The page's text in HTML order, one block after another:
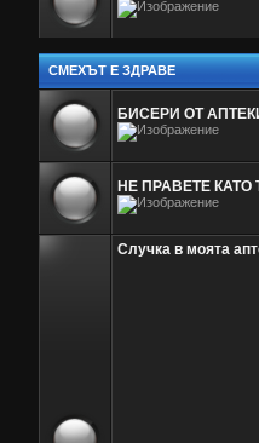
СМЕХЪТ Е ЗДРАВЕ
БИСЕРИ ОТ
НЕ ПРАВЕТЕ КАТО
Случка в моята